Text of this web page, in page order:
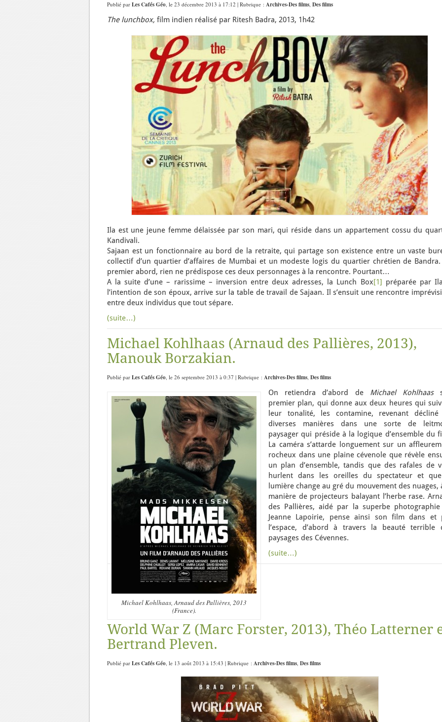
Publié par Les Cafés Géo, le 23 décembre 2013 à 17:12 | Rubrique : Archives-Des films, Des films
The lunchbox, film indien réalisé par Ritesh Badra, 2013, 1h42
Ila est une jeune femme délaissée par son mari, qui réside dans un appartement cossu du
Kandivali.
Sajaan est un fonctionnaire au bord de la retraite, qui partage son existence entre un vaste
collectif d’un quartier d’affaires de Mumbai et un modeste logis du quartier chrétien de
premier abord, rien ne prédispose ces deux personnages à la rencontre. Pourtant…
A la suite d’une – rarissime – inversion entre deux adresses, la Lunch Box[1] préparée par
l’intention de son époux, arrive sur la table de travail de Sajaan. Il s’ensuit une rencontre
entre deux individus que tout sépare.
(suite…)
Michael Kohlhaas (Arnaud des Pallières, 2013),
Manouk Borzakian.
Publié par Les Cafés Géo, le 26 septembre 2013 à 0:37 | Rubrique : Archives-Des films, Des films
Michael Kohlhaas, Arnaud des Pallières, 2013
(France).
On retiendra d’abord de Michael Kohlhaas
premier plan, qui donne aux deux heures qui
leur tonalité, les contamine, revenant décliné
diverses manières dans une sorte de
paysager qui préside à la logique d’ensemble du
La caméra s’attarde longuement sur un
rocheux dans une plaine cévenole que révèle
un plan d’ensemble, tandis que des rafales de
hurlent dans les oreilles du spectateur et
lumière change au gré du mouvement des nuages,
manière de projecteurs balayant l’herbe rase.
des Pallières, aidé par la superbe
Jeanne Lapoirie, pense ainsi son film dans et
l’espace, d’abord à travers la beauté terrible
paysages des Cévennes.
(suite…)
World War Z (Marc Forster, 2013), Théo Latterner
Bertrand Pleven.
Publié par Les Cafés Géo, le 13 août 2013 à 15:43 | Rubrique : Archives-Des films, Des films